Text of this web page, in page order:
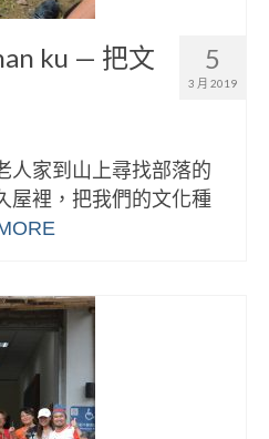
5
3 月 2019
ku — 把文
人家到山上尋找部落的
屋裡，把我們的文化種